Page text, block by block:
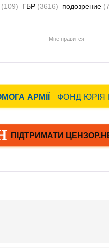
(109) ГБР (3616) подозрение
Мне нравится